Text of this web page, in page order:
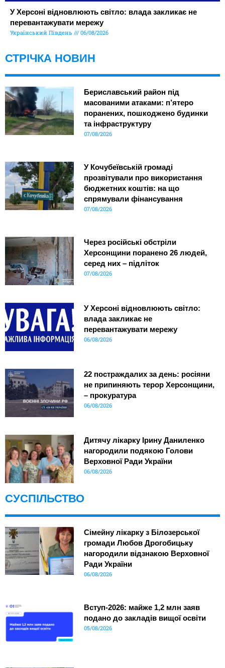
У Херсоні відновлюють світло: влада закликає не
перевантажувати мережу
Український Південь 06/08/2026
СТРІЧКА НОВИН
Бериславський район під
масованими атаками: п’ятеро
поранених, пошкоджено будинки
та інфраструктуру
07/08/2026
У Кочубеївській громаді
прозвітували про використання
бюджетних коштів: на що
спрямували фінансування
07/08/2026
Через російські обстріли
Херсонщини поранено 26 людей,
серед них – підліток
07/08/2026
У Херсоні відновлюють світло:
влада закликає не
перевантажувати мережу
06/08/2026
22 постраждалих за день: росіяни
не припиняють терор Херсонщини,
– прокуратура
06/08/2026
Дитячу лікарку Ірину Даниленко
нагородили подякою Голови
Верховної Ради України
06/08/2026
СУСПІЛЬСТВО
Сімейну лікарку з Білозерської
громади Любов Дрогобицьку
нагородили відзнакою Верховної
Ради України
06/08/2026
Вступ-2026: майже 1,2 млн заяв
подано до закладів вищої освіти
05/08/2026